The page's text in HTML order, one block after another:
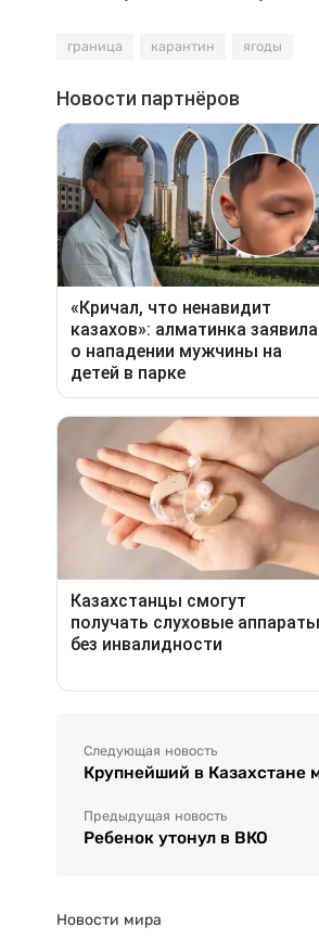
граница карантин ягоды
Следующая новость
Крупнейший в Казахстане
Предыдущая новость
Ребенок утонул в ВКО
Новости мира